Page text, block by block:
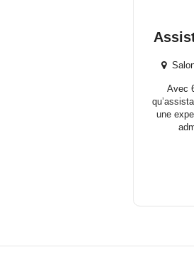
Avec
une